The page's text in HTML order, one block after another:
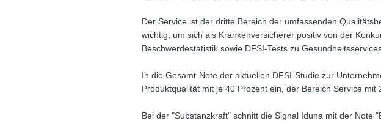
Der Service ist der dritte Bereich der umfassenden
wichtig, um sich als Krankenversicherer positiv von der
Beschwerdestatistik sowie DFSI-Tests zu
In die Gesamt-Note der aktuellen DFSI-Studie zur
Produktqualität mit je 40 Prozent ein, der Bereich Service mit
Bei der "Substanzkraft" schnitt die Signal Iduna mit der Note